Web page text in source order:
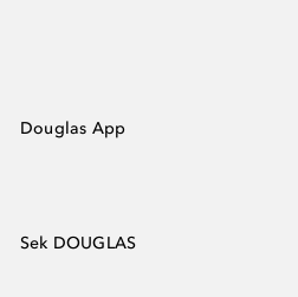
Douglas App
Sek DOUGLAS